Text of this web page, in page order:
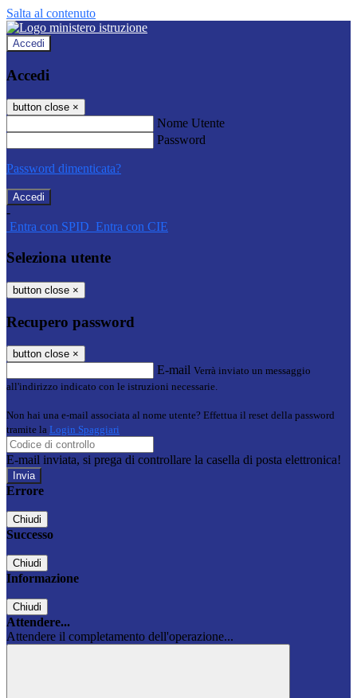
Salta al contenuto
Accedi
Accedi
button close ×
Nome Utente
Password
Password dimenticata?
-
Entra con SPID Entra con CIE
Seleziona utente
button close ×
Recupero password
button close ×
E-mail Verrà inviato un messaggio
all'indirizzo indicato con le istruzioni necessarie.
Non hai una e-mail associata al nome utente? Effettua il reset della password
tramite la Login Spaggiari
E-mail inviata, si prega di controllare la casella di posta elettronica!
Errore
Chiudi
Successo
Chiudi
Informazione
Chiudi
Attendere...
Attendere il completamento dell'operazione...